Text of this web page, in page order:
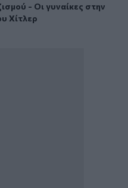
- Οι γυναίκες στην
Χίτλερ